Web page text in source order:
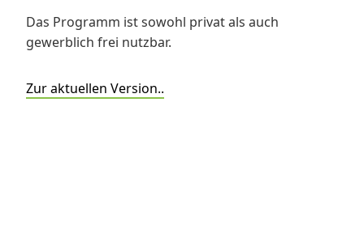
Das Programm ist sowohl privat als auch
gewerblich frei nutzbar.
Zur aktuellen Version..